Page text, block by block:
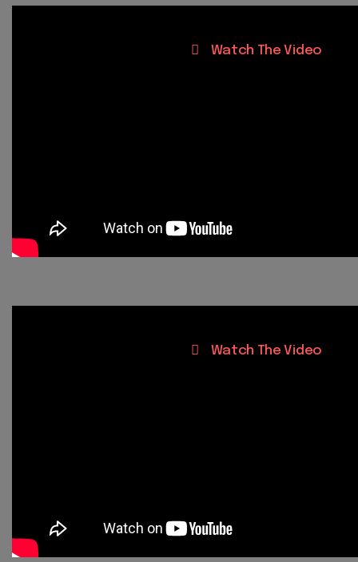
Watch The Video
Watch The Video